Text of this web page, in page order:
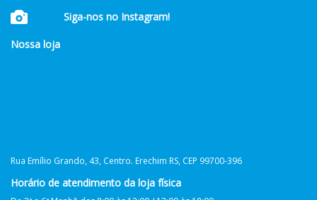
Siga-nos no Instagram!
Nossa loja
Rua Emílio Grando, 43, Centro. Erechim RS, CEP 99700-396
Horário de atendimento da loja física